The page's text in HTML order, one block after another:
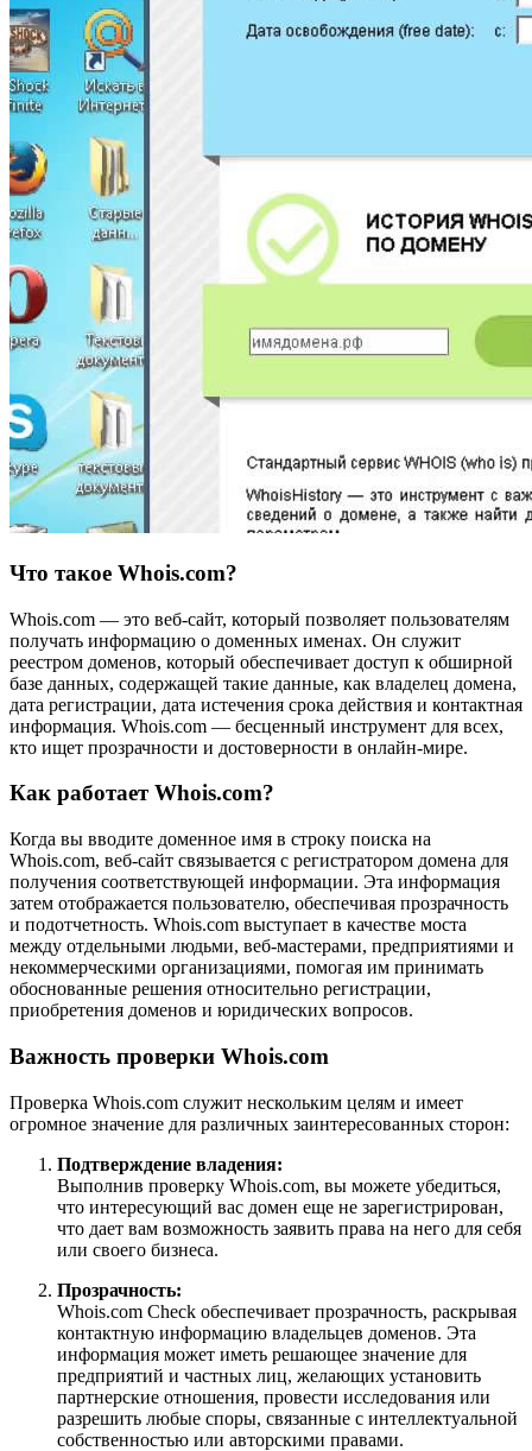
Что такое Whois.com?
Whois.com — это веб-сайт, который позволяет пользователям
получать информацию о доменных именах. Он служит
реестром доменов, который обеспечивает доступ к обширной
базе данных, содержащей такие данные, как владелец домена,
дата регистрации, дата истечения срока действия и контактная
информация. Whois.com — бесценный инструмент для всех,
кто ищет прозрачности и достоверности в онлайн-мире.
Как работает Whois.com?
Когда вы вводите доменное имя в строку поиска на
Whois.com, веб-сайт связывается с регистратором домена для
получения соответствующей информации. Эта информация
затем отображается пользователю, обеспечивая прозрачность
и подотчетность. Whois.com выступает в качестве моста
между отдельными людьми, веб-мастерами, предприятиями и
некоммерческими организациями, помогая им принимать
обоснованные решения относительно регистрации,
приобретения доменов и юридических вопросов.
Важность проверки Whois.com
Проверка Whois.com служит нескольким целям и имеет
огромное значение для различных заинтересованных сторон:
Подтверждение владения:
Выполнив проверку Whois.com, вы можете убедиться,
что интересующий вас домен еще не зарегистрирован,
что дает вам возможность заявить права на него для себя
или своего бизнеса.
Прозрачность:
Whois.com Check обеспечивает прозрачность, раскрывая
контактную информацию владельцев доменов. Эта
информация может иметь решающее значение для
предприятий и частных лиц, желающих установить
партнерские отношения, провести исследования или
разрешить любые споры, связанные с интеллектуальной
собственностью или авторскими правами.